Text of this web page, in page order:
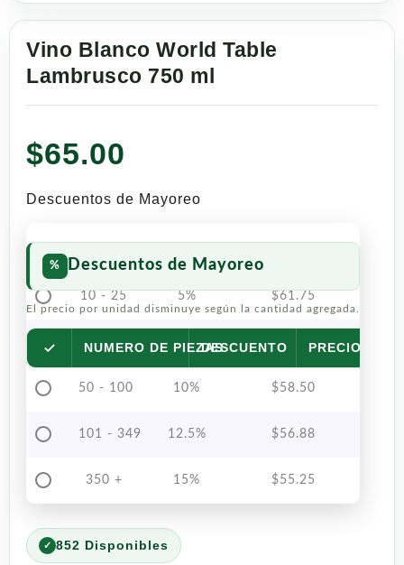
Vino Blanco World Table
Lambrusco 750 ml
$65.00
Descuentos de Mayoreo
Descuentos de Mayoreo
El precio por unidad disminuye según la cantidad agregada.
NUMERO DE PIEZASDESCUENTO PRECIO POR
10 - 25 5% $61.75
26 - 49 7.5% $60.13
50 - 100 10% $58.50
101 - 349 12.5% $56.88
350 + 15% $55.25
852 Disponibles